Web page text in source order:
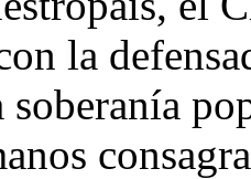
la
soberanía